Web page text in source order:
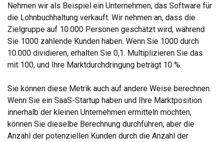
Nehmen wir als Beispiel ein Unternehmen, das Software für
die Lohnbuchhaltung verkauft. Wir nehmen an, dass die
Zielgruppe auf 10.000 Personen geschätzt wird, während
Sie 1000 zahlende Kunden haben. Wenn Sie 1000 durch
10.000 dividieren, erhalten Sie 0,1. Multiplizieren Sie das
mit 100, und Ihre Marktdurchdringung beträgt 10 %.
Sie können diese Metrik auch auf andere Weise berechnen.
Wenn Sie ein SaaS-Startup haben und Ihre Marktposition
innerhalb der kleinen Unternehmen ermitteln möchten,
können Sie dieselbe Berechnung durchführen, aber die
Anzahl der potenziellen Kunden durch die Anzahl der